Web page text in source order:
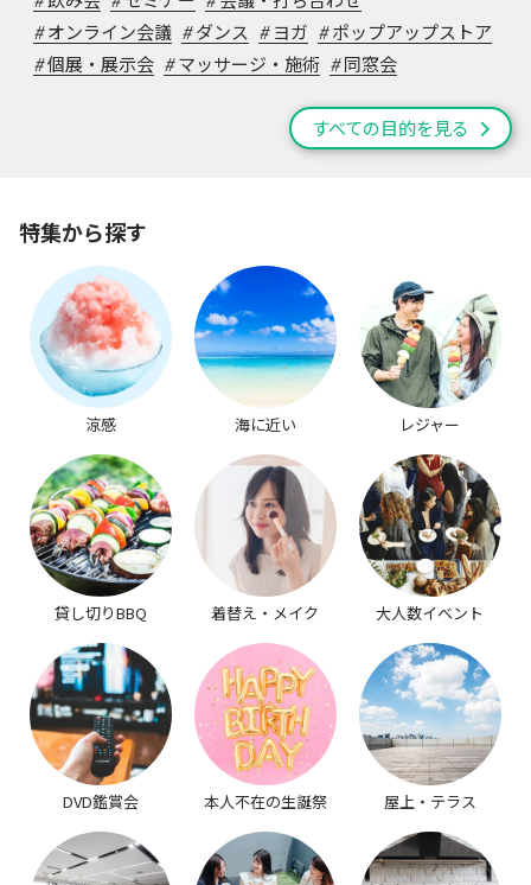
# オンライン会議 # ダンス # ヨガ # ポップアップストア
#個展・展示会 # マッサージ・施術 # 同窓会
すべての目的を見る
特集から探す
涼感 海に近い レジャー
貸し切りBBQ 着替え・メイク 大人数イベント
DVD鑑賞会 本人不在の生誕祭 屋上・テラス